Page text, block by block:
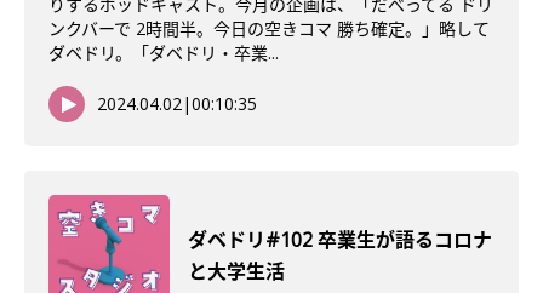
ンクバーで 2時間半。今日の空きコマ 勝ち確定。」略して
ダベドリ。「ダベドリ・卒業...
2024.04.02|00:10:35
ダベドリ#102 卒業生が語るコロナ
と大学生活